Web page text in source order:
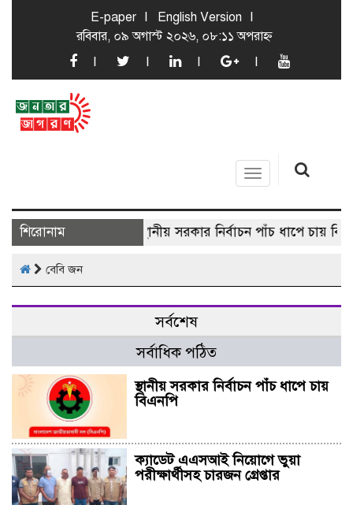
E-paper
English Version
রবিবার, ০৯ অগাস্ট ২০২৬, ০৮:১১ অপরাহ্ন
Toggle
navigation
শিরোনাম স্থানীয় সরকার নির্বাচন পাঁচ ধাপে চায়
বেবি জন
সর্বশেষ
সর্বাধিক পঠিত
স্থানীয় সরকার নির্বাচন পাঁচ ধাপে চায়
বিএনপি
ক্যাডেট এএসআই নিয়োগে ভুয়া
পরীক্ষার্থীসহ চারজন গ্রেপ্তার